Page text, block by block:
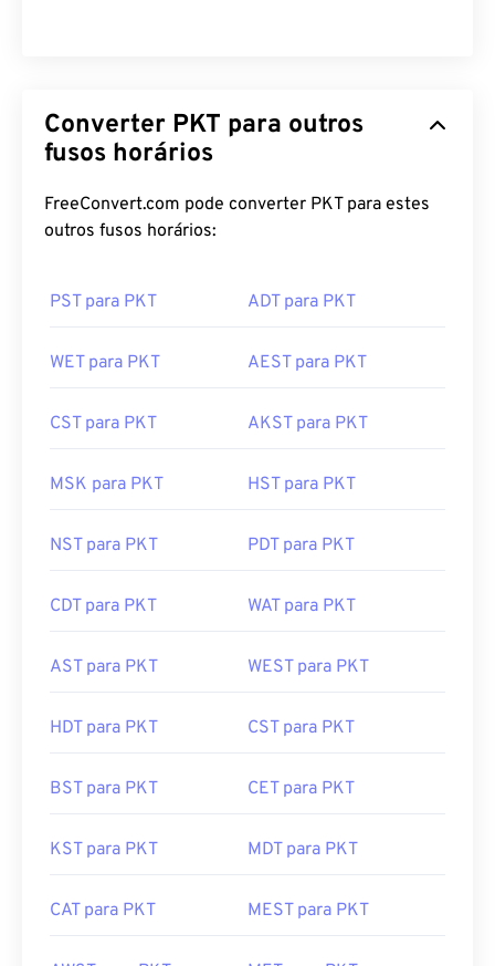
Converter PKT para outros
fusos horários
FreeConvert.com pode converter PKT para estes
outros fusos horários:
PST para PKT ADT para PKT
WET para PKT AEST para PKT
CST para PKT AKST para PKT
MSK para PKT HST para PKT
NST para PKT PDT para PKT
CDT para PKT WAT para PKT
AST para PKT WEST para PKT
HDT para PKT CST para PKT
BST para PKT CET para PKT
KST para PKT MDT para PKT
CAT para PKT MEST para PKT